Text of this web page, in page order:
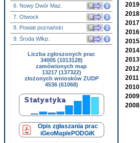
6. Nowy Dwór Maz.
7. Otwock
8. Powiat poznański
9. Środa Wlkp.
Liczba zgłoszonych prac
34005 (1013128)
zamówionych map
13217 (137322)
złożonych wniosków ZUDP
4536 (61068)
Opis zgłaszania prac
iGeoMap/ePODGiK
2019
2018
2017
2016
2015
2014
2013
2012
2011
2010
2009
2008